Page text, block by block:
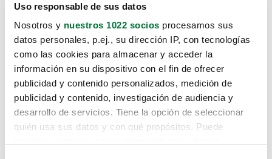
Uso responsable de sus datos
Nosotros y nuestros 1022 socios procesamos sus
datos personales, p.ej., su dirección IP, con tecnologías
como las cookies para almacenar y acceder la
información en su dispositivo con el fin de ofrecer
publicidad y contenido personalizados, medición de
publicidad y contenido, investigación de audiencia y
desarrollo de servicios. Tiene la opción de seleccionar
quién usa sus datos y con qué propósitos. Puede
Lo sentimos, no sabemos como
te hemos traido hasta aquí.
Pero puedes encontrar el coche que estás
buscando en alguno de estos enlaces: